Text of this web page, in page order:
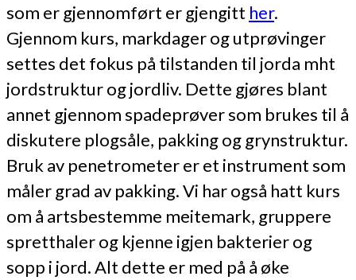
som er gjennomført er gjengitt her.
Gjennom kurs, markdager og utprøvinger
settes det fokus på tilstanden til jorda mht
jordstruktur og jordliv. Dette gjøres blant
annet gjennom spadeprøver som brukes til å
diskutere plogsåle, pakking og grynstruktur.
Bruk av penetrometer er et instrument som
måler grad av pakking. Vi har også hatt kurs
om å artsbestemme meitemark, gruppere
spretthaler og kjenne igjen bakterier og
sopp i jord. Alt dette er med på å øke